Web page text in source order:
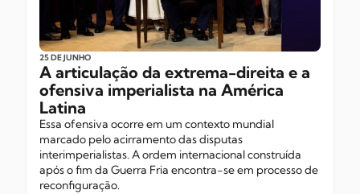
25 DE JUNHO
A articulação da extrema-direita e a
ofensiva imperialista na América
Latina
Essa ofensiva ocorre em um contexto mundial
marcado pelo acirramento das disputas
interimperialistas. A ordem internacional construída
após o fim da Guerra Fria encontra-se em processo de
reconfiguração.